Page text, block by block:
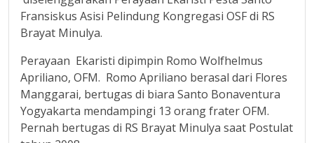
Fransiskus Asisi Pelindung Kongregasi OSF di RS
Brayat Minulya.
Perayaan Ekaristi dipimpin Romo Wolfhelmus
Apriliano, OFM. Romo Apriliano berasal dari Flores
Manggarai, bertugas di biara Santo Bonaventura
Yogyakarta mendampingi 13 orang frater OFM.
Pernah bertugas di RS Brayat Minulya saat Postulat